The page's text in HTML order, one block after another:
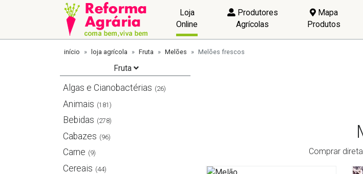
Loja
Online
Produtores
Agrícolas
Mapa
Produtos
início loja agrícola Fruta Melões Melões frescos
Fruta
Algas e Cianobactérias (26)
Animais (181)
Bebidas (278)
Cabazes (96)
Carne (9)
Cereais (44)
Comprar